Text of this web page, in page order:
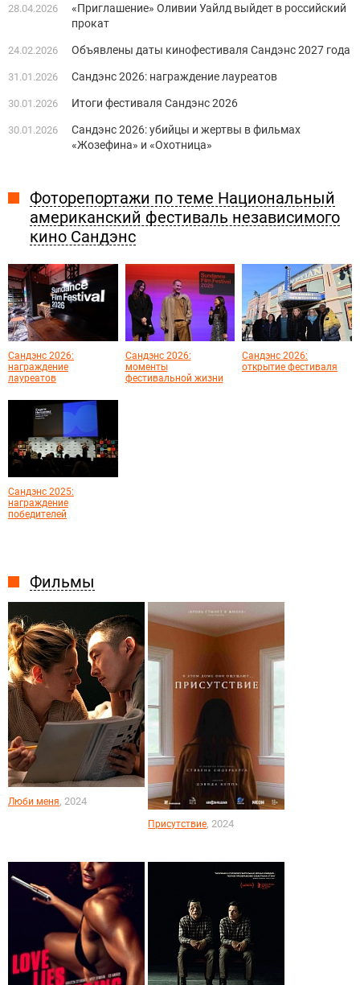
Фильмы
Люби меня, 2024
Присутствие, 2024
28.04.2026
«Приглашение» Оливии Уайлд выйдет в российский
прокат
24.02.2026 Объявлены даты кинофестиваля Сандэнс 2027 года
31.01.2026 Сандэнс 2026: награждение лауреатов
30.01.2026 Итоги фестиваля Сандэнс 2026
30.01.2026
Сандэнс 2026: убийцы и жертвы в фильмах
«Жозефина» и «Охотница»
Фоторепортажи по теме Национальный
американский фестиваль независимого
кино Сандэнс
Сандэнс 2026:
награждение
лауреатов
Сандэнс 2026:
моменты
фестивальной жизни
Сандэнс 2026:
открытие фестиваля
Сандэнс 2025:
награждение
победителей